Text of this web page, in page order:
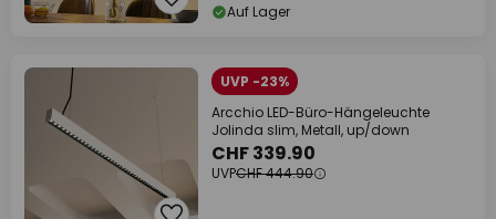
Auf Lager
UVP -23%
Arcchio LED-Büro-Hängeleuchte
Jolinda slim, Metall, up/down
CHF 339.90
UVPCHF 444.90